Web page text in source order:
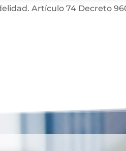
Artículo 74 Decreto